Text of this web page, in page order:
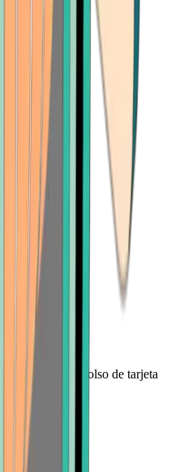
reembolso de tarjeta